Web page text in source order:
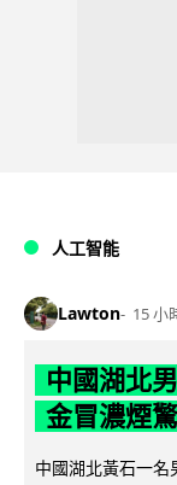
人工智能
Lawton 15 小
中國湖北
金冒濃煙
中國湖北黃石一